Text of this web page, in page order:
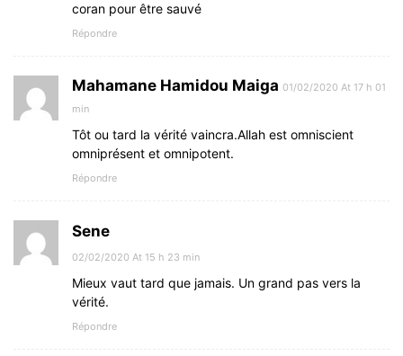
coran pour être sauvé
Répondre
Mahamane Hamidou Maiga 01/02/2020 At 17 h 01
min
Tôt ou tard la vérité vaincra.Allah est omniscient
omniprésent et omnipotent.
Répondre
Sene
02/02/2020 At 15 h 23 min
Mieux vaut tard que jamais. Un grand pas vers la
vérité.
Répondre